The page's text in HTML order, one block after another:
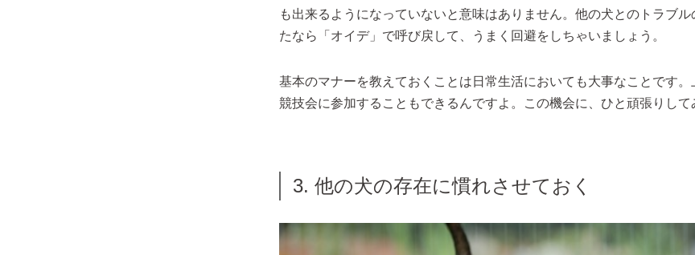
も出来るようになっていないと意味はありません。他の犬とのトラブル
たなら「オイデ」で呼び戻して、うまく回避をしちゃいましょう。
基本のマナーを教えておくことは日常生活においても大事なことです。
競技会に参加することもできるんですよ。この機会に、ひと頑張りして
3. 他の犬の存在に慣れさせておく